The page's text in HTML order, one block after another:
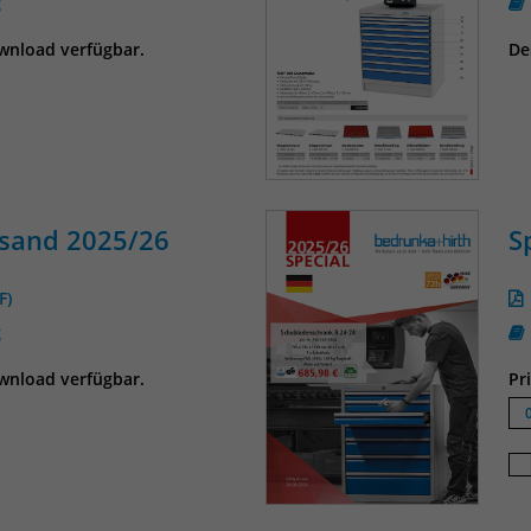
verfügbar.
2025/26
verfügbar.
Anbieter
Das Cookie wird von Matomo instralliert. Das
berechnen und die Nutzung der Website für
den Analysebericht der Website zu verfolgen.
Die Cookies speichern Informationen anonym
und weisen eine randoly generierte Nummer
zu, um eindeutige Besucher zu identifizieren.
Die Daten werde lokal auf unserem Server
gespeichert und sind damit externen
Unternehmen unzugänglich.